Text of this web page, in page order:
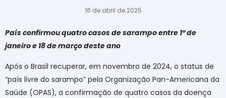
16 de abril de 2025
País confirmou quatro casos de sarampo entre 1º de
janeiro e 18 de março deste ano
Após o Brasil recuperar, em novembro de 2024, o status de
“país livre do sarampo” pela Organização Pan-Americana da
Saúde (OPAS), a confirmação de quatro casos da doença